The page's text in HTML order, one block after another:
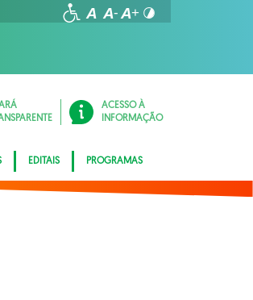
ACESSO À
INFORMAÇÃO
EDITAIS PROGRAMAS